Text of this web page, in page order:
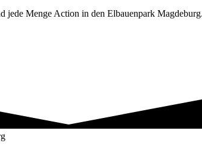
jede Menge Action in den Elbauenpark